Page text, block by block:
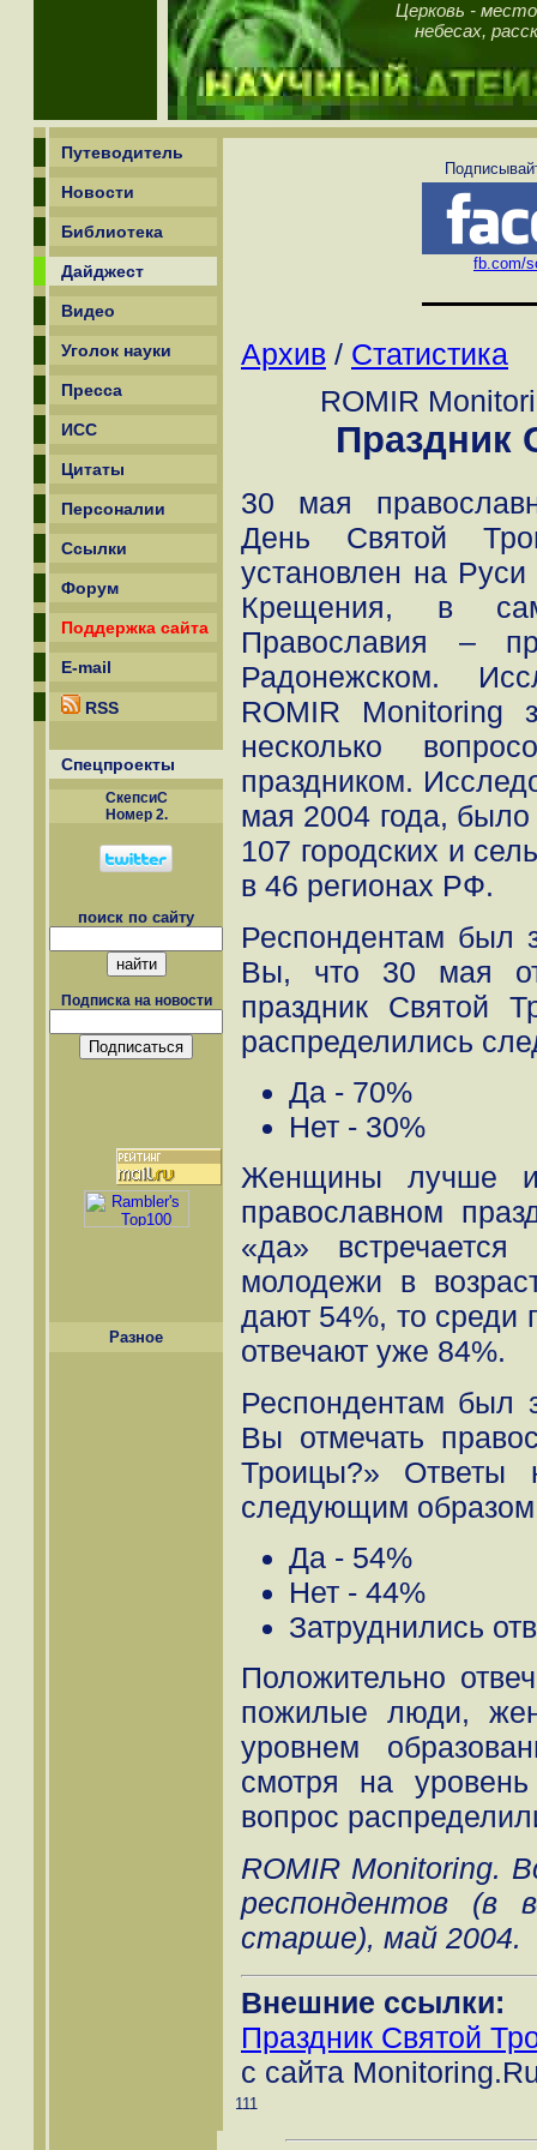
Церковь -
небесах,
Путеводитель
Новости
Библиотека
Дайджест
Видео
Уголок науки
Пресса
ИСС
Цитаты
Персоналии
Ссылки
Форум
Поддержка сайта
E-mail
RSS
Спецпроекты
СкепсиС
Номер 2.
поиск по сайту
Подписка на новости
Разное
fb.com/
Архив / Статистика
ROMIR
Праздник
30 мая
День Святой
установлен на
Крещения, в
Православия –
Радонежском.
ROMIR Monitoring
несколько
праздником.
мая 2004 года,
107 городских и
в 46 регионах РФ.
Респондентам был
Вы, что 30 мая
праздник Святой
распределились
Да - 70%
Нет - 30%
Женщины лучше
православном
«да»
молодежи в
дают 54%, то среди
отвечают уже 84%.
Респондентам был
Вы отмечать
Троицы?» Ответы
следующим
Да - 54%
Нет - 44%
Затруднились
Положительно
пожилые люди,
уровнем
смотря на
вопрос
ROMIR Monitoring.
респондентов
старше), май 2004.
Внешние ссылки:
Праздник Святой
с сайта
111